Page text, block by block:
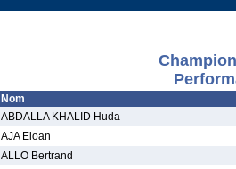
Nom
ABDALLA KHALID Huda
AJA Eloan
ALLO Bertrand